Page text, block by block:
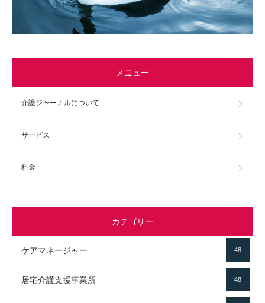
メニュー
介護ジャーナルについて
サービス
料金
カテゴリー
ケアマネージャー 48
居宅介護支援事業所 48